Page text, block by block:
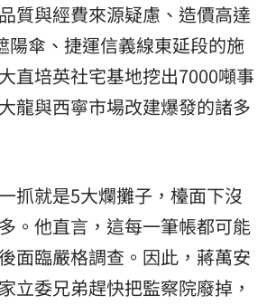
質與經費來源疑慮、造價高達
陽傘、捷運信義線東延段的施
直培英社宅基地挖出7000噸事
龍與西寧市場改建爆發的諸多
抓就是5大爛攤子，檯面下沒
。他直言，這每一筆帳都可能
面臨嚴格調查。因此，蔣萬安
立委兄弟趕快把監察院廢掉，